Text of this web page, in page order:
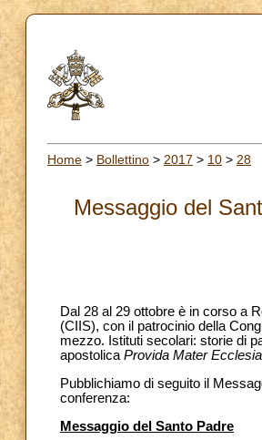
Home > Bollettino > 2017 > 10 > 28
Messaggio del
Dal 28 al 29 ottobre è in corso a
(CIIS), con il patrocinio della
mezzo. Istituti secolari: storie di
apostolicaProvida Mater
Pubblichiamo di seguito il
conferenza:
Messaggio del Santo Padre